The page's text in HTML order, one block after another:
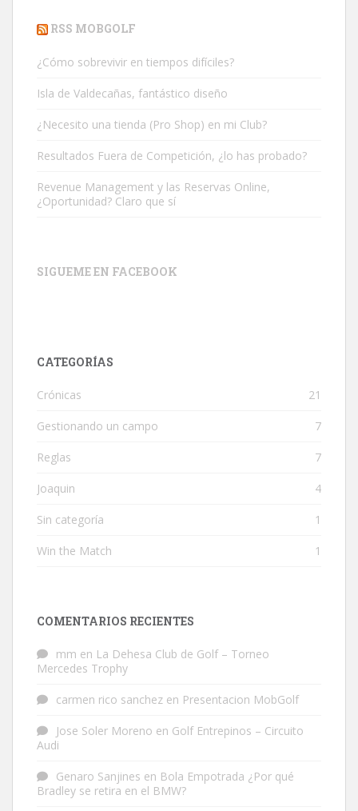
RSS MOBGOLF
¿Cómo sobrevivir en tiempos difíciles?
Isla de Valdecañas, fantástico diseño
¿Necesito una tienda (Pro Shop) en mi Club?
Resultados Fuera de Competición, ¿lo has probado?
Revenue Management y las Reservas Online,
¿Oportunidad? Claro que sí
SIGUEME EN FACEBOOK
CATEGORÍAS
Crónicas 21
Gestionando un campo 7
Reglas 7
Joaquin 4
Sin categoría 1
Win the Match 1
COMENTARIOS RECIENTES
mm en La Dehesa Club de Golf – Torneo
Mercedes Trophy
carmen rico sanchez en Presentacion MobGolf
Jose Soler Moreno en Golf Entrepinos – Circuito
Audi
Genaro Sanjines en Bola Empotrada ¿Por qué
Bradley se retira en el BMW?